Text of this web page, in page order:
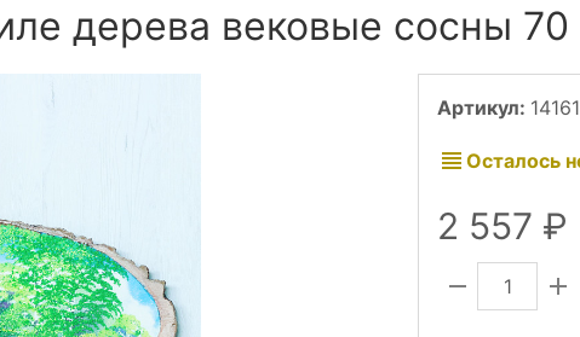
дерева вековые сосны
Артикул:
Осталось
2 557